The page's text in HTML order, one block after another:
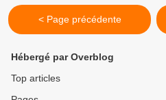
< Page précédente
Hébergé par Overblog
Top articles